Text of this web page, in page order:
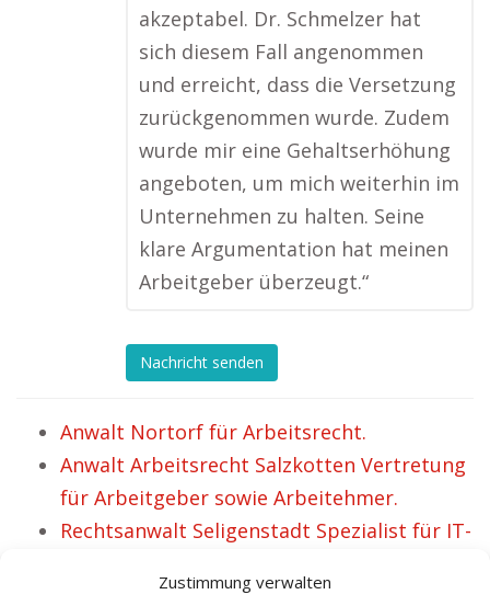
Zustimmung verwalten
akzeptabel. Dr. Schmelzer hat
sich diesem Fall angenommen
und erreicht, dass die Versetzung
zurückgenommen wurde. Zudem
wurde mir eine Gehaltserhöhung
angeboten, um mich weiterhin im
Unternehmen zu halten. Seine
klare Argumentation hat meinen
Arbeitgeber überzeugt.“
Nachricht senden
Anwalt Nortorf für Arbeitsrecht.
Anwalt Arbeitsrecht Salzkotten Vertretung
für Arbeitgeber sowie Arbeitehmer.
Rechtsanwalt Seligenstadt Spezialist für IT-
Anwalt Weilheim bzgl. Arbeitsrecht.